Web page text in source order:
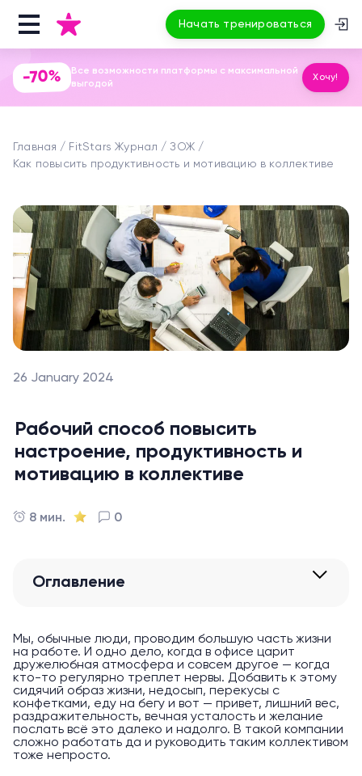
Начать тренироваться
-70%
Все возможности платформы с максимальной
выгодой
Хочу!
Главная FitStars Журнал
ЗОЖ
Как повысить продуктивность и мотивацию в коллективе
26 January 2024
Рабочий способ повысить
настроение, продуктивность и
мотивацию в коллективе
8 мин. 0
Оглавление
Мы, обычные люди, проводим большую часть жизни
на работе. И одно дело, когда в офисе царит
дружелюбная атмосфера и совсем другое — когда
кто-то регулярно треплет нервы. Добавить к этому
сидячий образ жизни, недосып, перекусы с
конфетками, еду на бегу и вот — привет, лишний вес,
раздражительность, вечная усталость и желание
послать всё это далеко и надолго. В такой компании
сложно работать да и руководить таким коллективом
тоже непросто.